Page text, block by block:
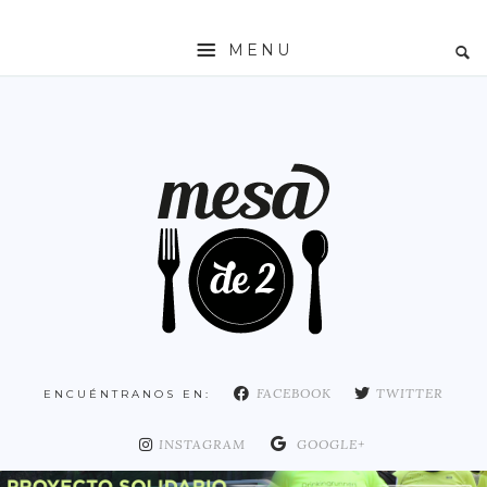
MENU
COMUNIDAD DE MADRID
DISTRITO ARGANZUELA
DISTRITO CHAMARTÍN
ENCUÉNTRANOS EN: FACEBOOK TWITTER
INSTAGRAM GOOGLE+